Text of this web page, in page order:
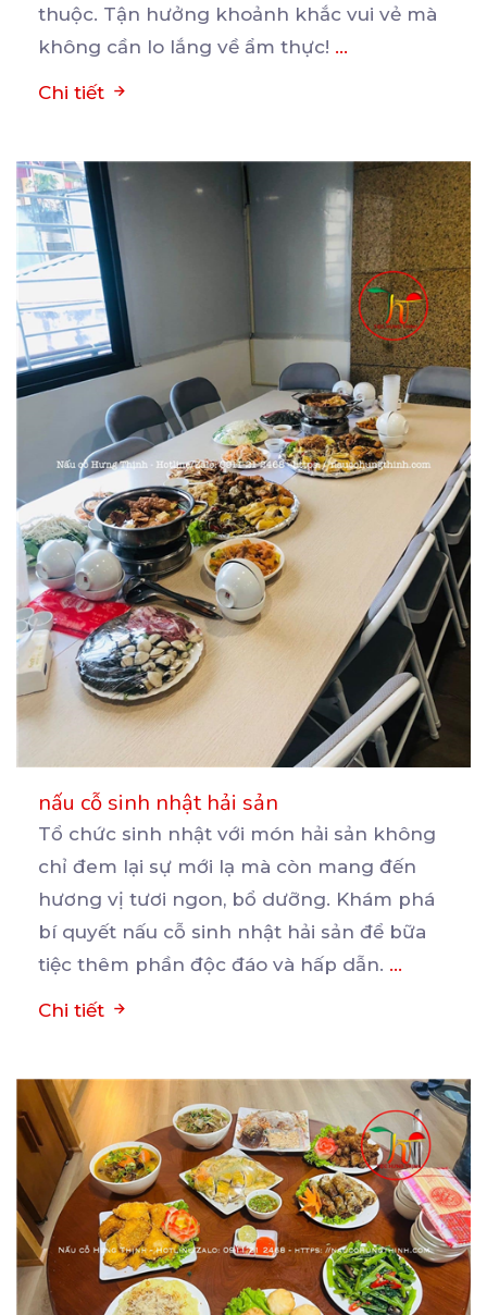
thuộc. Tận hưởng khoảnh khắc vui vẻ mà
không cần lo lắng về ẩm thực! ...
Chi tiết
nấu cỗ sinh nhật hải sản
Tổ chức sinh nhật với món hải sản không
chỉ đem lại sự mới lạ mà còn mang đến
hương vị tươi ngon, bổ dưỡng. Khám phá
bí quyết nấu cỗ sinh nhật hải sản để bữa
tiệc thêm phần độc đáo và hấp dẫn. ...
Chi tiết